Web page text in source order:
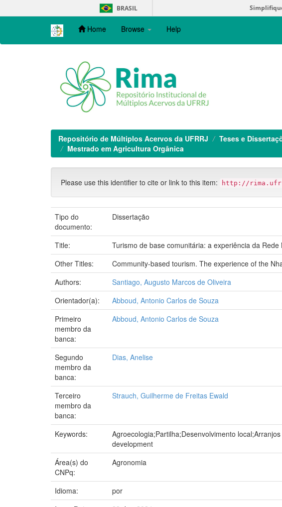
navigation
BRASIL
Home Browse Help
Repositório de Múltiplos Acervos da UFRRJ Teses e
Mestrado em Agricultura Orgânica
Please use this identifier to cite or link to this item: http://
Tipo do
documento:
Dissertação
Title:
Turismo de base comunitária: a experiência da
Other Titles:
Community-based tourism. The experience of the
Authors:
Santiago, Augusto Marcos de Oliveira
Orientador(a):
Abboud, Antonio Carlos de Souza
Primeiro
membro da
banca:
Abboud, Antonio Carlos de Souza
Segundo
membro da
banca:
Dias, Anelise
Terceiro
membro da
banca:
Strauch, Guilherme de Freitas Ewald
Keywords:
Agroecologia;Partilha;Desenvolvimento
development
Área(s) do
CNPq:
Agronomia
Idioma:
por